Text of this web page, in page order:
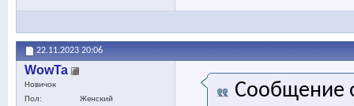
22.11.2023 20:06
WowTa
Новичок
Пол
Женский
Сообщение